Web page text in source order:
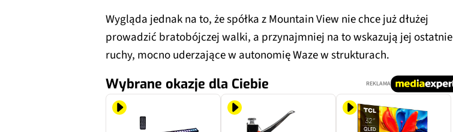
Wygląda jednak na to, że spółka z Mountain View nie chce już dłużej
prowadzić bratobójczej walki, a przynajmniej na to wskazują jej ostatnie
ruchy, mocno uderzające w autonomię Waze w strukturach.
Wybrane okazje dla Ciebie REKLAMA